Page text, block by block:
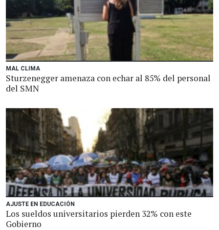
MAL CLIMA
Sturzenegger amenaza con echar al 85% del personal
del SMN
AJUSTE EN EDUCACIÓN
Los sueldos universitarios pierden 32% con este
Gobierno